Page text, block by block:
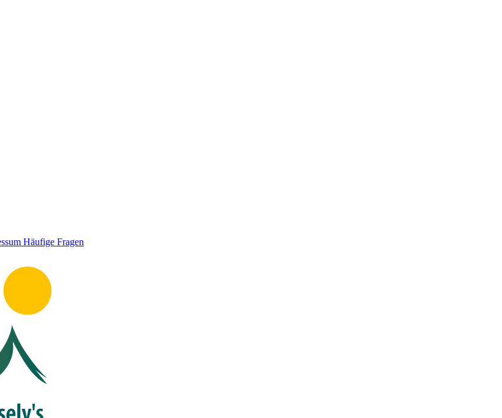
Häufige Fragen